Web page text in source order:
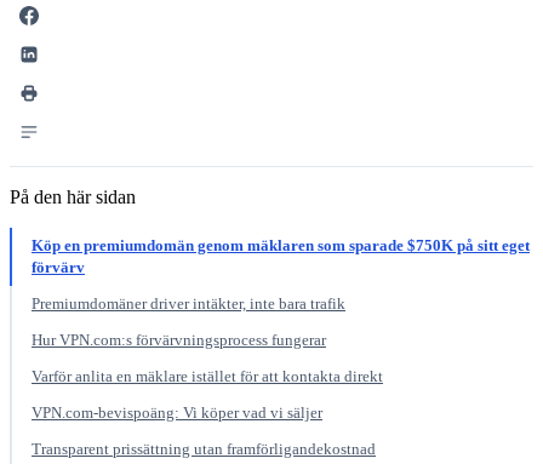
På den här sidan
Köp en premiumdomän genom mäklaren som sparade $750K på sitt eget
förvärv
Premiumdomäner driver intäkter, inte bara trafik
Hur VPN.com:s förvärvningsprocess fungerar
Varför anlita en mäklare istället för att kontakta direkt
VPN.com-bevispoäng: Vi köper vad vi säljer
Transparent prissättning utan framförligandekostnad